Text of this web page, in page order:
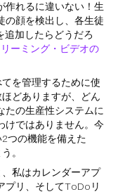
作れるに違いない！生
の顔を検出し、各生徒
追加したらどうだろ
ーミング・ビデオの
を管理するために使
どありますが、どん
たの生産性システムに
けではありません。今
つの機能を備えた
。
私はカレンダーアプ
プリ、そしてToDoリ